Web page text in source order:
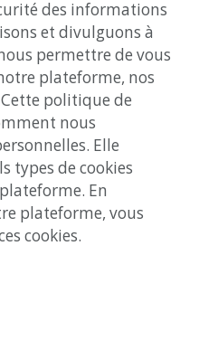
des informations
et divulguons à
permettre de vous
plateforme, nos
politique de
nous
Elle
types de cookies
En
plateforme, vous
cookies.